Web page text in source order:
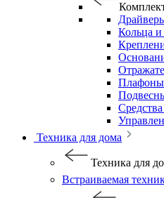
Кольца
Техника для дома
Техника для
Встраиваемая